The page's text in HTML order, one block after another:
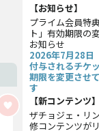
【お知らせ】
プライム会員特
ト」有効期限の
お知らせ
2026年7月28日
付与されるチケ
期限を変更させ
す
【新コンテンツ】
ザチョジェ・リ
修コンテンツが